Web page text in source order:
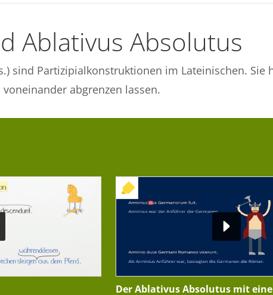
Ablativus Absolutus
sind Partizipialkonstruktionen im Lateinischen. Sie
abgrenzen lassen.
Der Ablativus Absolutus mit